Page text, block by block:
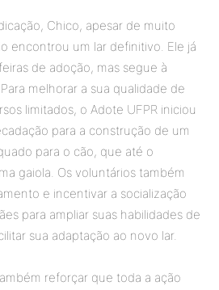
Chico, apesar de muito
encontrou um lar definitivo. Ele já
de adoção, mas segue à
melhorar a sua qualidade de
limitados, o Adote UFPR iniciou
para a construção de um
para o cão, que até o
gaiola. Os voluntários também
e incentivar a socialização
para ampliar suas habilidades de
sua adaptação ao novo lar.
reforçar que toda a ação